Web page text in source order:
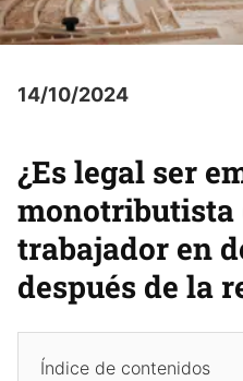
14/10/2024
¿Es legal ser
monotributista
trabajador en
después de la
Índice de contenidos